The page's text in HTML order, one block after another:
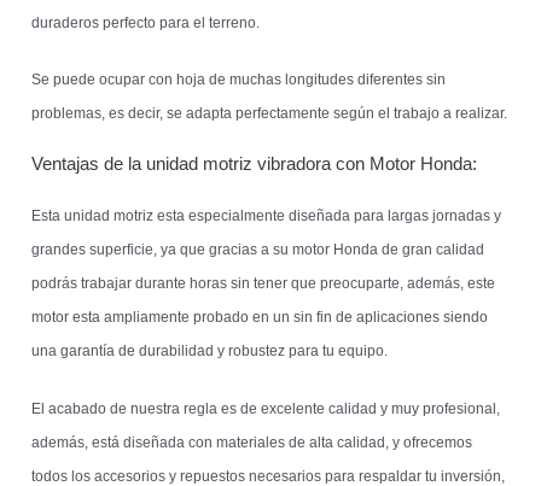
duraderos perfecto para el terreno.
Se puede ocupar con hoja de muchas longitudes diferentes sin
problemas, es decir, se adapta perfectamente según el trabajo a realizar.
Ventajas de la unidad motriz vibradora con Motor Honda:
Esta unidad motriz esta especialmente diseñada para largas jornadas y
grandes superficie, ya que gracias a su motor Honda de gran calidad
podrás trabajar durante horas sin tener que preocuparte, además, este
motor esta ampliamente probado en un sin fin de aplicaciones siendo
una garantía de durabilidad y robustez para tu equipo.
El acabado de nuestra regla es de excelente calidad y muy profesional,
además, está diseñada con materiales de alta calidad, y ofrecemos
todos los accesorios y repuestos necesarios para respaldar tu inversión,